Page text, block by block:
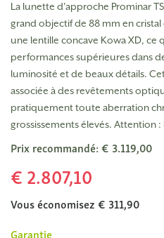
La lunette d'approche Prominar
grand objectif de 88 mm en
une lentille concave Kowa XD,
performances supérieures dans
luminosité et de beaux détails.
associée à des revêtements
pratiquement toute aberration
grossissements élevés. Attention :
Prix recommandé: € 3.119,00
€ 2.807,10
Vous économisez € 311,90
Garantie